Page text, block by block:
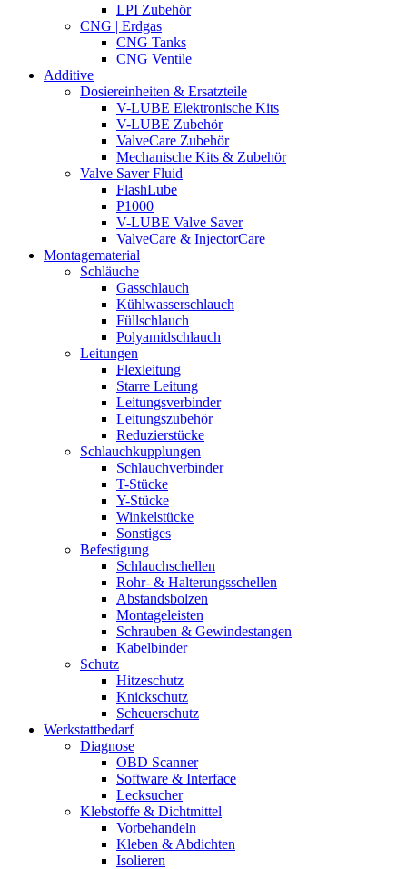
LPI Zubehör
CNG | Erdgas
CNG Tanks
CNG Ventile
Additive
Dosiereinheiten & Ersatzteile
V-LUBE Elektronische Kits
V-LUBE Zubehör
ValveCare Zubehör
Mechanische Kits & Zubehör
Valve Saver Fluid
FlashLube
P1000
V-LUBE Valve Saver
ValveCare & InjectorCare
Montagematerial
Schläuche
Gasschlauch
Kühlwasserschlauch
Füllschlauch
Polyamidschlauch
Leitungen
Flexleitung
Starre Leitung
Leitungsverbinder
Leitungszubehör
Reduzierstücke
Schlauchkupplungen
Schlauchverbinder
T-Stücke
Y-Stücke
Winkelstücke
Sonstiges
Befestigung
Schlauchschellen
Rohr- & Halterungsschellen
Abstandsbolzen
Montageleisten
Schrauben & Gewindestangen
Kabelbinder
Schutz
Hitzeschutz
Knickschutz
Scheuerschutz
Werkstattbedarf
Diagnose
OBD Scanner
Software & Interface
Lecksucher
Klebstoffe & Dichtmittel
Vorbehandeln
Kleben & Abdichten
Isolieren